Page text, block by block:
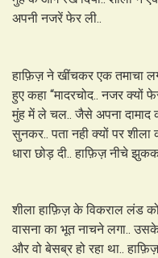
अपनी नजरें फेर ली..
हाफ़िज़ ने खींचकर एक तमाचा
हुए कहा “मादरचोद.. नजर
मुंह में ले चल.. जैसे अपना दामाद
सुनकर.. पता नही क्यों पर
धारा छोड़ दी.. हाफ़िज़ नीचे
शीला हाफ़िज़ के विकराल लंड
वासना का भूत नाचने लगा..
और वो बेसब्र हो रहा था..